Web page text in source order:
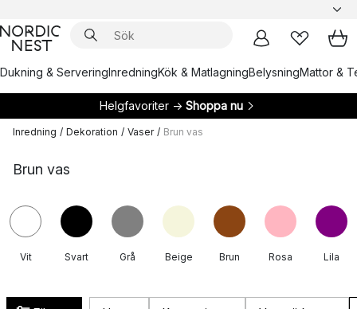
Dukning & ServeringInredningKök & MatlagningBelysningMattor &
Helgfavoriter → Shoppa nu
Inredning / Dekoration / Vaser / Brun vas
Brun vas
Vit Svart Grå Beige Brun Rosa Lila